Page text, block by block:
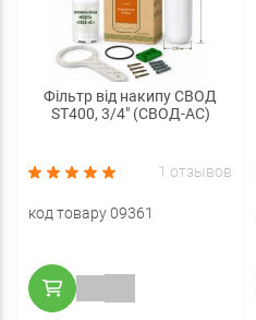
Фільтр від накипу СВОД
ST400, 3/4" (СВОД-АС)
1 отзывов
код товару 09361